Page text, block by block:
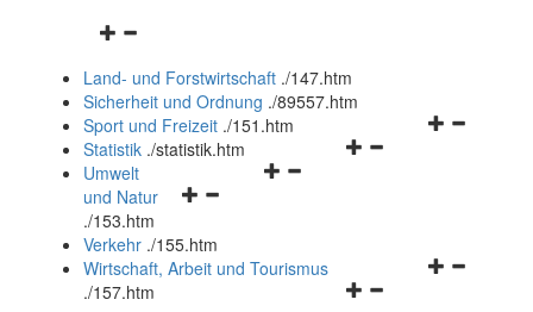
Navigationsmenü
und
schließen
Land- und Forstwirtschaft ./147.htm
Sicherheit und Ordnung ./89557.htm
Navigationsmenü
Sport und Freizeit ./151.htm
Navigationsmenü
Statistik ./statistik.htm
Navigationsmenü
und
schließen
Umwelt
und Natur
./153.htm
Verkehr ./155.htm
Navigationsmenü
Wirtschaft, Arbeit und Tourismus
./157.htm